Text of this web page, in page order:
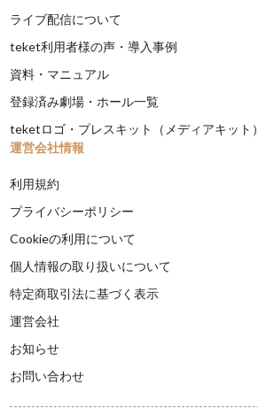
ライブ配信について
teket利用者様の声・導入事例
資料・マニュアル
登録済み劇場・ホール一覧
teketロゴ・プレスキット（メディアキット）
運営会社情報
利用規約
プライバシーポリシー
Cookieの利用について
個人情報の取り扱いについて
特定商取引法に基づく表示
運営会社
お知らせ
お問い合わせ